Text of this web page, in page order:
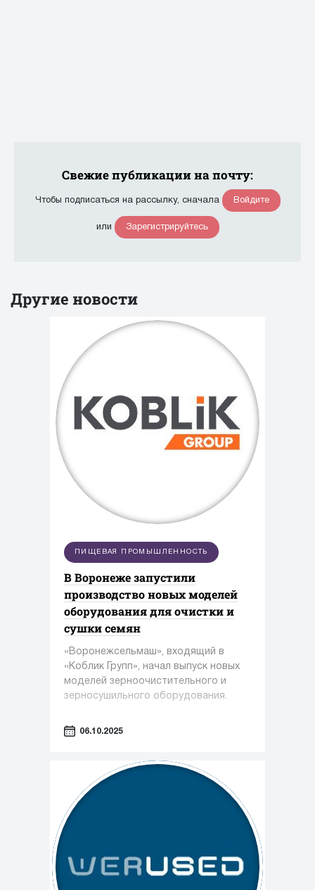
Свежие публикации на почту:
Чтобы подписаться на рассылку, сначала Войдите
или Зарегистрируйтесь
Другие новости
ПИЩЕВАЯ ПРОМЫШЛЕННОСТЬ
В Воронеже запустили
производство новых моделей
оборудования для очистки и
сушки семян
«Воронежсельмаш», входящий в
«Коблик Групп», начал выпуск новых
моделей зерноочистительного и
зерносушильного оборудования.
06.10.2025